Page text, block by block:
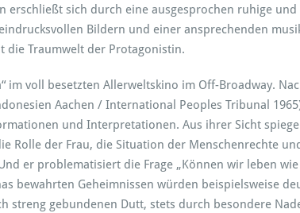
erschließt sich durch eine ausgesprochen ruhige und
Bildern und einer ansprechenden
die Traumwelt der Protagonistin.
im voll besetzten Allerweltskino im Off-Broadway.
Aachen / International Peoples Tribunal
und Interpretationen. Aus ihrer Sicht
Rolle der Frau, die Situation der Menschenrechte
er problematisiert die Frage „Können wir leben
bewahrten Geheimnissen würden beispielsweise
streng gebundenen Dutt, stets durch besondere